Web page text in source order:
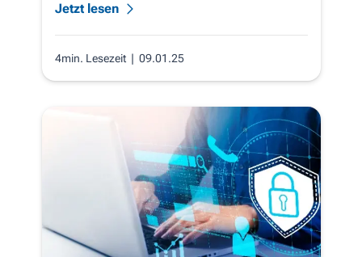
Jetzt lesen
4min. Lesezeit | 09.01.25